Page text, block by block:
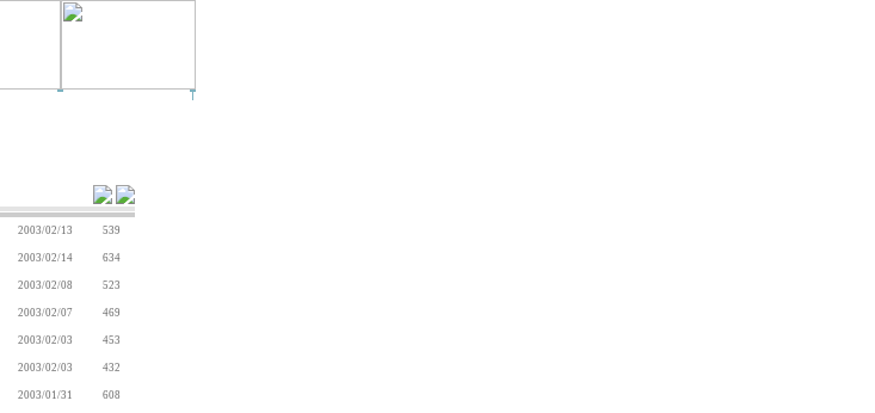
2003/02/13 539
2003/02/14 634
2003/02/08 523
2003/02/07 469
2003/02/03 453
2003/02/03 432
2003/01/31 608